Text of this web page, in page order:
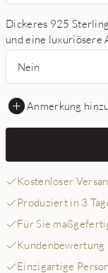
Dickeres 925
und eine luxuriösere
Nein
Anmerkung
Kostenloser
Produziert in 3
Für Sie
Einzigartige